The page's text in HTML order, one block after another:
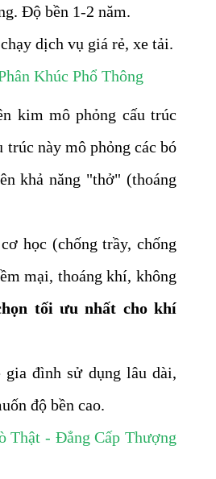
Độ bền 1-2 năm.
dịch vụ giá rẻ, xe tải.
Khúc Phổ Thông
kim mô phỏng cấu trúc
trúc này mô phỏng các bó
khả năng "thở" (thoáng
học (chống trầy, chống
mại, thoáng khí, không
tối ưu nhất cho khí
gia đình sử dụng lâu dài,
độ bền cao.
Thật - Đẳng Cấp Thượng